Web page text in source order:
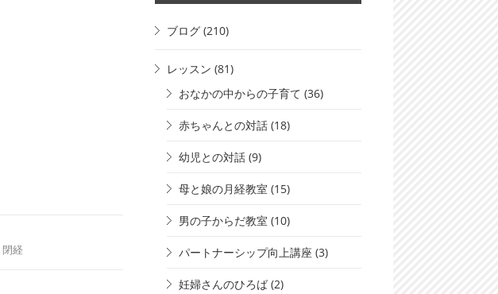
閉経
ブログ (210)
レッスン (81)
おなかの中からの子育て (36)
赤ちゃんとの対話 (18)
幼児との対話 (9)
母と娘の月経教室 (15)
男の子からだ教室 (10)
パートナーシップ向上講座 (3)
妊婦さんのひろば (2)